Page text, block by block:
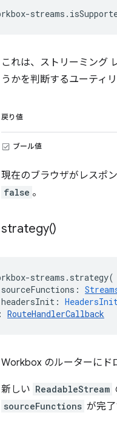
-streams .
これは、ストリーミング
うかを判断するユーティ
戻り値
ブール値
現在のブラウザがレスポ
false 。
strategy()
-streams . strategy(
sourceFunctions :
headersInit :
: RouteHandlerCallback
Workbox のルーターにド
新しい ReadableStream
sourceFunctions が完